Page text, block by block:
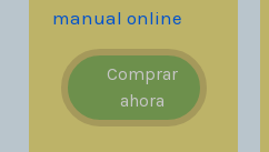
manual online
Comprar
ahora